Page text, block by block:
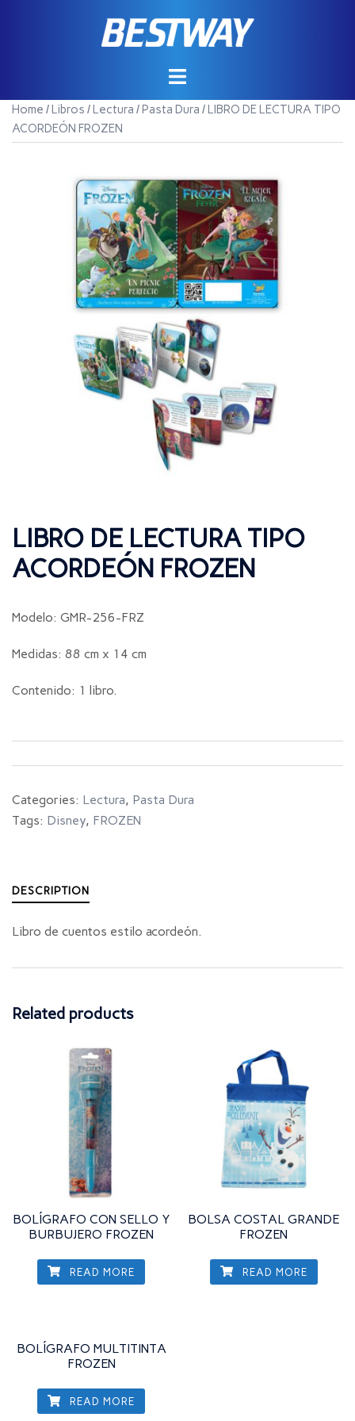
Home /Libros /Lectura /Pasta Dura / LIBRO DE LECTURA TIPO
ACORDEÓN FROZEN
LIBRO DE LECTURA TIPO
ACORDEÓN FROZEN
Modelo: GMR-256-FRZ
Medidas: 88 cm x 14 cm
Contenido: 1 libro.
Categories: Lectura, Pasta Dura
Tags: Disney, FROZEN
DESCRIPTION
Libro de cuentos estilo acordeón.
Related products
BOLÍGRAFO CON SELLO Y
BURBUJERO FROZEN
READ MORE
BOLSA COSTAL GRANDE
FROZEN
READ MORE
BOLÍGRAFO MULTITINTA
FROZEN
READ MORE